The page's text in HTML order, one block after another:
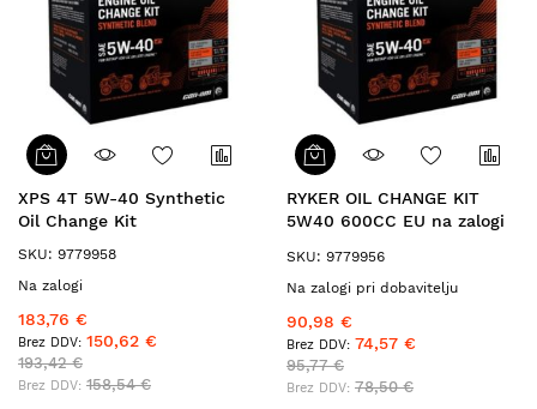
XPS 4T 5W-40 Synthetic
Oil Change Kit
SKU: 9779958
Na zalogi
183,76 €
150,62 €
193,42 €
158,54 €
RYKER OIL CHANGE KIT
5W40 600CC EU na zalogi
SKU: 9779956
Na zalogi pri dobavitelju
90,98 €
74,57 €
95,77 €
78,50 €